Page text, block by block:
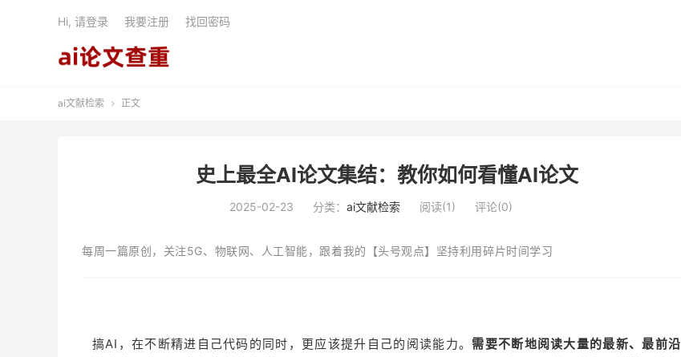
Hi, 请登录 我要注册 找回密码
ai文献检索  正文
史上最全AI论文集结：教你如何看懂AI论文
2025-02-23 分类： ai文献检索 阅读(1) 评论(0)
每周一篇原创，关注5G、物联网、人工智能，跟着我的【头号观点】坚持利用碎片时间学习
搞AI，在不断精进自己代码的同时，更应该提升自己的阅读能力。 需要不断地阅读大量的最新、最前沿